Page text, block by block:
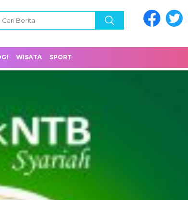
WISATA SPORT